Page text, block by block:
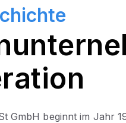
GmbH beginnt im Jahr